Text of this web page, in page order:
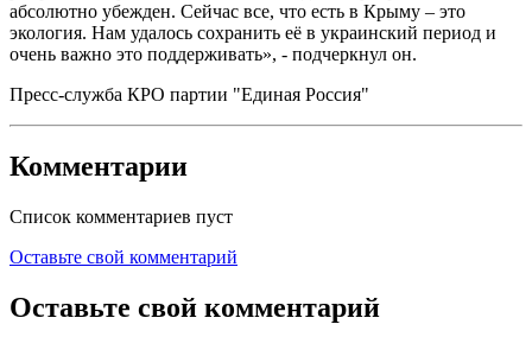
абсолютно убежден. Сейчас все, что есть в Крыму – это
экология. Нам удалось сохранить её в украинский период и
очень важно это поддерживать», - подчеркнул он.
Пресс-служба КРО партии "Единая Россия"
Комментарии
Список комментариев пуст
Оставьте свой комментарий
Оставьте свой комментарий